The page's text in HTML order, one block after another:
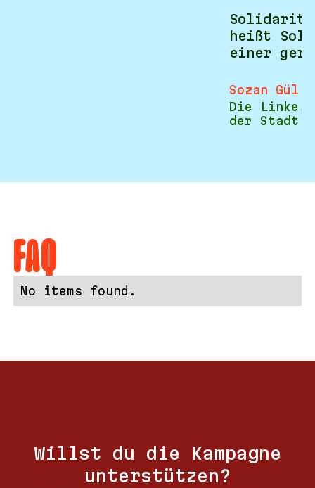
heißt
einer
Sozan Gül
Die Linke,
der Stadt
FAQ
No items found.
Willst du die Kampagne
unterstützen?